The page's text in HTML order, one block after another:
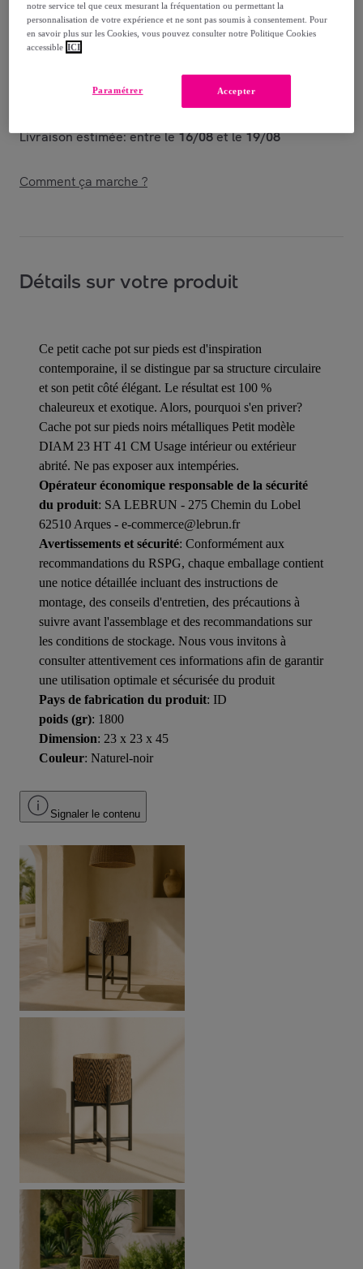
Livraison
Livraison offerte par la marque
Livraison estimée: entre le16/08et le19/08
Comment ça marche ?
Détails sur votre produit
Ce petit cache pot sur pieds est d'inspiration
contemporaine, il se distingue par sa structure circulaire
et son petit côté élégant. Le résultat est 100 %
chaleureux et exotique. Alors, pourquoi s'en priver?
Cache pot sur pieds noirs métalliques Petit modèle
DIAM 23 HT 41 CM Usage intérieur ou extérieur
abrité. Ne pas exposer aux intempéries.
Opérateur économique responsable de la sécurité
du produit: SA LEBRUN - 275 Chemin du Lobel
62510 Arques - e-commerce@lebrun.fr
Avertissements et sécurité: Conformément aux
recommandations du RSPG, chaque emballage contient
une notice détaillée incluant des instructions de
montage, des conseils d'entretien, des précautions à
suivre avant l'assemblage et des recommandations sur
les conditions de stockage. Nous vous invitons à
consulter attentivement ces informations afin de garantir
une utilisation optimale et sécurisée du produit
Pays de fabrication du produit: ID
poids (gr): 1800
Dimension: 23 x 23 x 45
Couleur: Naturel-noir
Signaler le contenu
notre service tel que ceux mesurant la fréquentation ou permettant la
personnalisation de votre expérience et ne sont pas soumis à consentement. Pour
en savoir plus sur les Cookies, vous pouvez consulter notre Politique Cookies
accessible ICI
Accepter
Paramétrer